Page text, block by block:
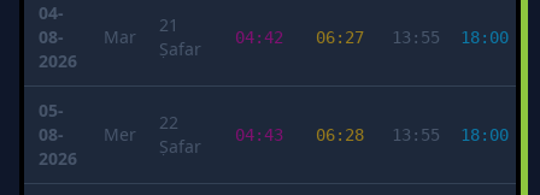
04-
08-
2026
Mar
21
Ṣafar
04:42 06:27 13:55 18:00
05-
08-
2026
Mer
22
Ṣafar
04:43 06:28 13:55 18:00